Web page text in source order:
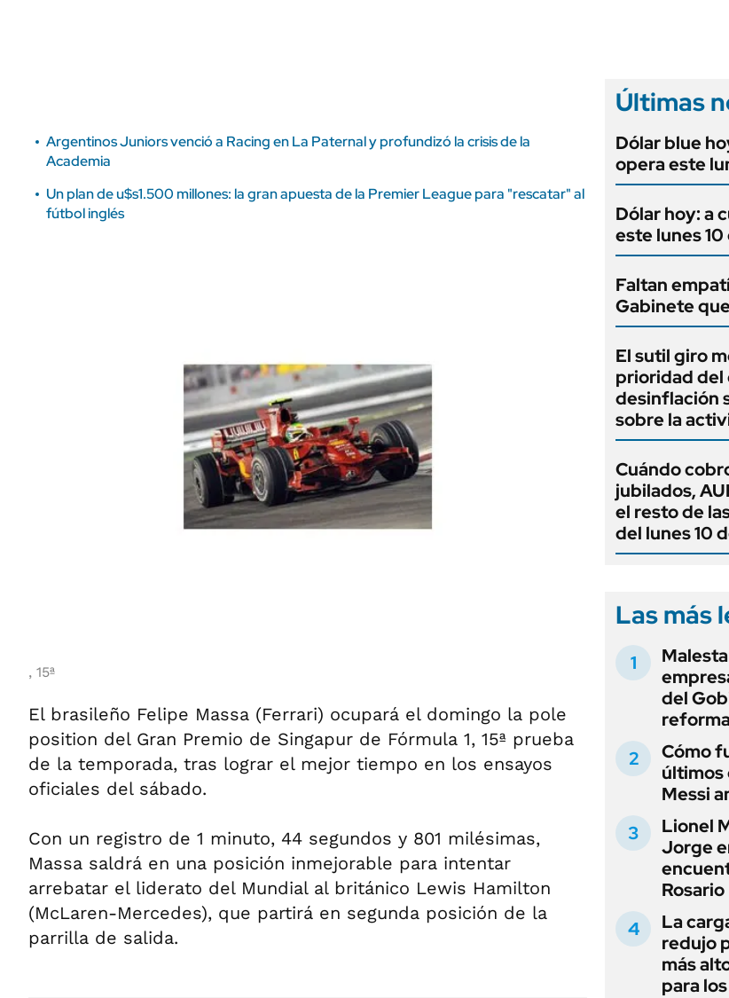
Argentinos Juniors venció a Racing en La Paternal y profundizó la crisis de la
Academia
Un plan de u$s1.500 millones: la gran apuesta de la Premier League para "rescatar" al
fútbol inglés
, 15ª
El brasileño Felipe Massa (Ferrari) ocupará el domingo la pole
position del Gran Premio de Singapur de Fórmula 1, 15ª prueba
de la temporada, tras lograr el mejor tiempo en los ensayos
oficiales del sábado.
Con un registro de 1 minuto, 44 segundos y 801 milésimas,
Massa saldrá en una posición inmejorable para intentar
arrebatar el liderato del Mundial al británico Lewis Hamilton
(McLaren-Mercedes), que partirá en segunda posición de la
parrilla de salida.
Últimas
Dólar blue
opera este
Dólar hoy: a
este lunes
Faltan
Gabinete
El sutil giro
prioridad del
desinflación
sobre la
Cuándo
jubilados,
el resto de
del lunes 10
Las más
del
Cómo
últimos
Messi
Lionel
Jorge
Rosario
La
redujo
más
para